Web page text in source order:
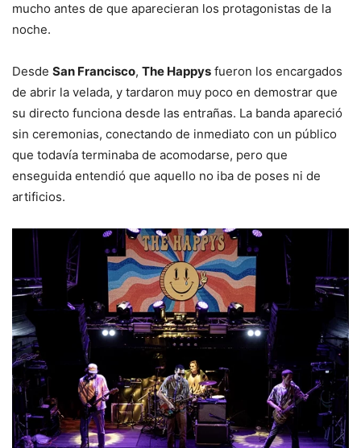
mucho antes de que aparecieran los protagonistas de la
noche.
Desde San Francisco, The Happys fueron los encargados
de abrir la velada, y tardaron muy poco en demostrar que
su directo funciona desde las entrañas. La banda apareció
sin ceremonias, conectando de inmediato con un público
que todavía terminaba de acomodarse, pero que
enseguida entendió que aquello no iba de poses ni de
artificios.